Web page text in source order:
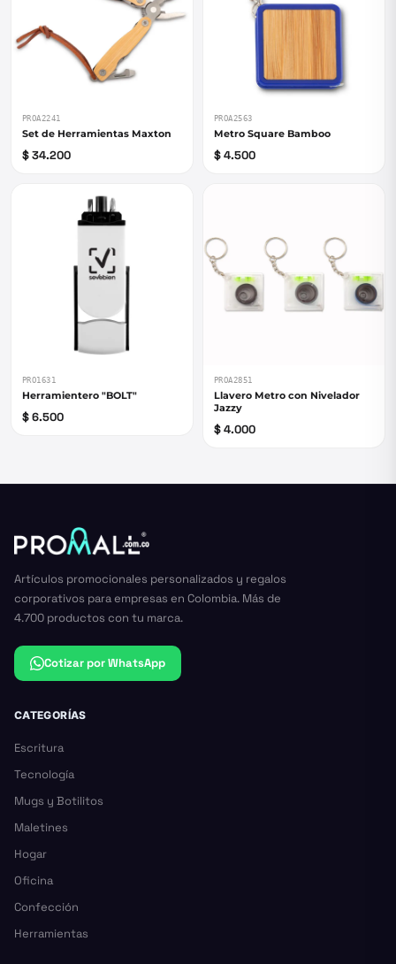
PROA2241
Set de Herramientas Maxton
$ 34.200
PROA2563
Metro Square Bamboo
$ 4.500
PRO1631
Herramientero "BOLT"
$ 6.500
PROA2851
Llavero Metro con Nivelador
Jazzy
$ 4.000
Artículos promocionales personalizados y regalos
corporativos para empresas en Colombia. Más de
4.700 productos con tu marca.
Cotizar por WhatsApp
CATEGORÍAS
Escritura
Tecnología
Mugs y Botilitos
Maletines
Hogar
Oficina
Confección
Herramientas